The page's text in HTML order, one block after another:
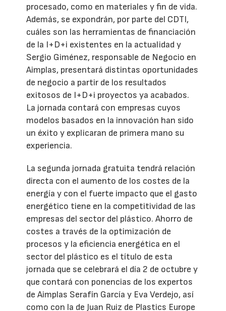
procesado, como en materiales y fin de vida.
Además, se expondrán, por parte del CDTI,
cuáles son las herramientas de financiación
de la I+D+i existentes en la actualidad y
Sergio Giménez, responsable de Negocio en
Aimplas, presentará distintas oportunidades
de negocio a partir de los resultados
exitosos de I+D+i proyectos ya acabados.
La jornada contará con empresas cuyos
modelos basados en la innovación han sido
un éxito y explicaran de primera mano su
experiencia.
La segunda jornada gratuita tendrá relación
directa con el aumento de los costes de la
energía y con el fuerte impacto que el gasto
energético tiene en la competitividad de las
empresas del sector del plástico. Ahorro de
costes a través de la optimización de
procesos y la eficiencia energética en el
sector del plástico es el título de esta
jornada que se celebrará el día 2 de octubre y
que contará con ponencias de los expertos
de Aimplas Serafín García y Eva Verdejo, así
como con la de Juan Ruiz de Plastics Europe